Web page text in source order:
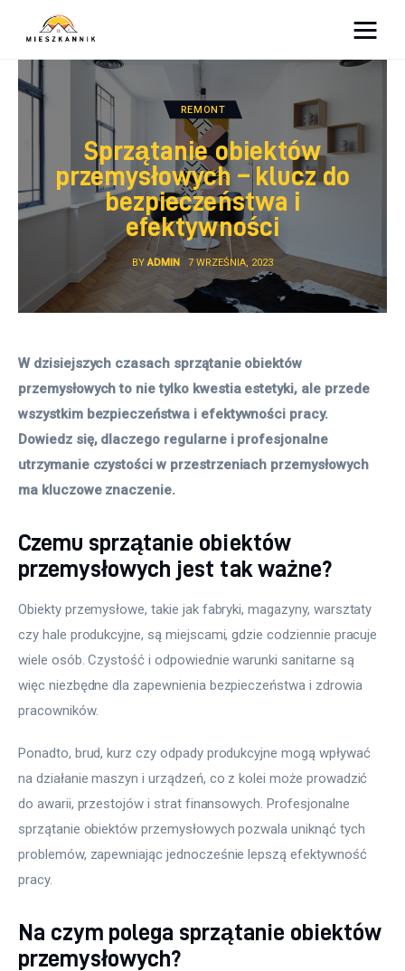
Sypialnia
Łazienka
Kuchnia
Salon
Więcej
REMONT
Sprzątanie obiektów
przemysłowych – klucz do
bezpieczeństwa i
efektywności
BY ADMIN 7 WRZEŚNIA, 2023
W dzisiejszych czasach sprzątanie obiektów
przemysłowych to nie tylko kwestia estetyki, ale przede
wszystkim bezpieczeństwa i efektywności pracy.
Dowiedz się, dlaczego regularne i profesjonalne
utrzymanie czystości w przestrzeniach przemysłowych
ma kluczowe znaczenie.
Czemu sprzątanie obiektów
przemysłowych jest tak ważne?
Obiekty przemysłowe, takie jak fabryki, magazyny, warsztaty
czy hale produkcyjne, są miejscami, gdzie codziennie pracuje
wiele osób. Czystość i odpowiednie warunki sanitarne są
więc niezbędne dla zapewnienia bezpieczeństwa i zdrowia
pracowników.
Ponadto, brud, kurz czy odpady produkcyjne mogą wpływać
na działanie maszyn i urządzeń, co z kolei może prowadzić
do awarii, przestojów i strat finansowych. Profesjonalne
sprzątanie obiektów przemysłowych pozwala uniknąć tych
problemów, zapewniając jednocześnie lepszą efektywność
pracy.
Na czym polega sprzątanie obiektów
przemysłowych?